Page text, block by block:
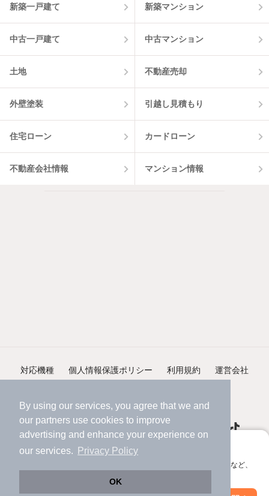
By using our services, you agree that we and
our partners use cookies to improve
advertising and enhance your experience on
our services.
Privacy Policy
OK
アプリに切り替えて、サクサクお部屋探し
会員登録なしですぐ使える。マップ検索やお気に入り保存など、
新築一戸建て 新築マンション
中古一戸建て 中古マンション
土地 不動産売却
外壁塗装 引越し見積もり
住宅ローン カードローン
不動産会社情報 マンション情報
対応機種 個人情報保護ポリシー 利用規約 運営会社
©NIFTY Lifestyle Co., Ltd.